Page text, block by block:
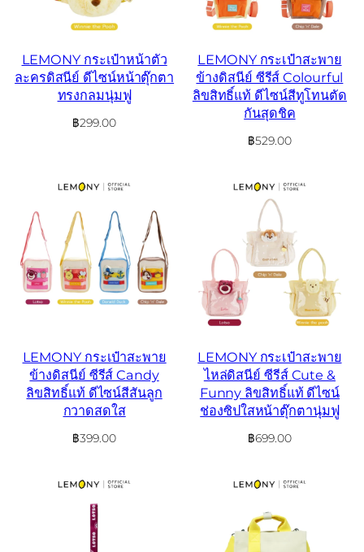
LEMONY กระเป๋าหน้าตัว
ละครดิสนีย์ ดีไซน์หน้าตุ๊กตา
ทรงกลมนุ่มฟู
฿299.00
LEMONY กระเป๋าสะพาย
ข้างดิสนีย์ ซีรีส์ Colourful
ลิขสิทธิ์แท้ ดีไซน์สีทูโทนตัด
กันสุดชิค
฿529.00
LEMONY กระเป๋าสะพาย
ข้างดิสนีย์ ซีรีส์ Candy
ลิขสิทธิ์แท้ ดีไซน์สีสันลูก
กวาดสดใส
฿399.00
LEMONY กระเป๋าสะพาย
ไหล่ดิสนีย์ ซีรีส์ Cute &
Funny ลิขสิทธิ์แท้ ดีไซน์
ช่องซิปใสหน้าตุ๊กตานุ่มฟู
฿699.00